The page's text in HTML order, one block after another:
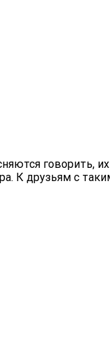
говорить,
К друзьям с